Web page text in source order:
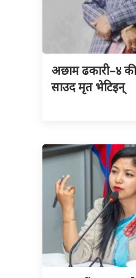
अछाम ढकारी–४
साउद मृत भेटिइन्